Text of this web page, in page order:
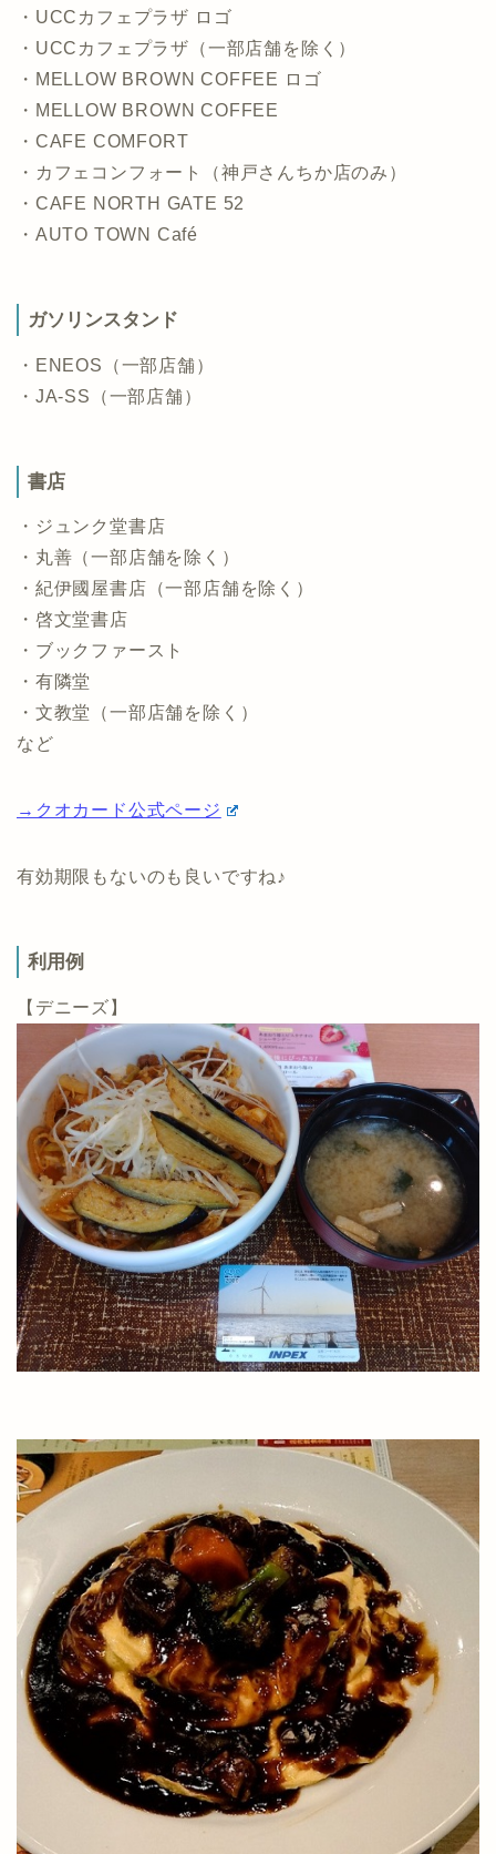
・UCCカフェプラザ ロゴ
・UCCカフェプラザ（一部店舗を除く）
・MELLOW BROWN COFFEE ロゴ
・MELLOW BROWN COFFEE
・CAFE COMFORT
・カフェコンフォート（神戸さんちか店のみ）
・CAFE NORTH GATE 52
・AUTO TOWN Café
ガソリンスタンド
・ENEOS（一部店舗）
・JA-SS（一部店舗）
書店
・ジュンク堂書店
・丸善（一部店舗を除く）
・紀伊國屋書店（一部店舗を除く）
・啓文堂書店
・ブックファースト
・有隣堂
・文教堂（一部店舗を除く）
など
→クオカード公式ページ
有効期限もないのも良いですね♪
利用例
【デニーズ】